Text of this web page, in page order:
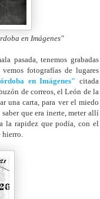
en Imágenes"
pasada, tenemos grabadas
fotografías de lugares
en Imágenes"citada
de correos, el León de la
una carta, para ver el miedo
que era inerte, meter allí
la rapidez que podía, con el
hierro.